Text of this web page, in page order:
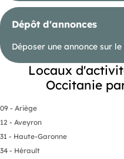
Dépôt d'annonces
Déposer une annonce sur
Locaux
Occitanie
09 - Ariège
12 - Aveyron
31 - Haute-Garonne
34 - Hérault